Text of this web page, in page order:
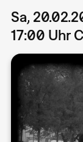
Sa,
17:00 Uhr